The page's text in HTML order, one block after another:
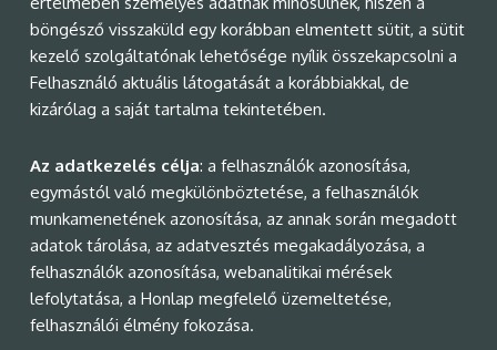
böngésző visszaküld egy korábban elmentett sütit, a sütit
kezelő szolgáltatónak lehetősége nyílik összekapcsolni a
Felhasználó aktuális látogatását a korábbiakkal, de
kizárólag a saját tartalma tekintetében.
Az adatkezelés célja: a felhasználók azonosítása,
egymástól való megkülönböztetése, a felhasználók
munkamenetének azonosítása, az annak során megadott
adatok tárolása, az adatvesztés megakadályozása, a
felhasználók azonosítása, webanalitikai mérések
lefolytatása, a Honlap megfelelő üzemeltetése,
felhasználói élmény fokozása.